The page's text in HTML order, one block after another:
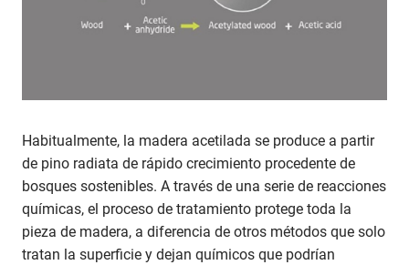
Habitualmente, la madera acetilada se produce a partir
de pino radiata de rápido crecimiento procedente de
bosques sostenibles. A través de una serie de reacciones
químicas, el proceso de tratamiento protege toda la
pieza de madera, a diferencia de otros métodos que solo
tratan la superficie y dejan químicos que podrían